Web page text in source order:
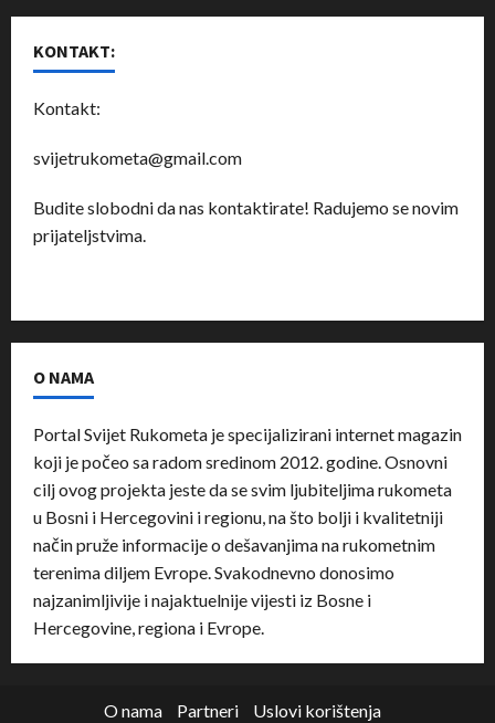
KONTAKT:
Kontakt:
svijetrukometa@gmail.com
Budite slobodni da nas kontaktirate! Radujemo se novim
prijateljstvima.
O NAMA
Portal Svijet Rukometa je specijalizirani internet magazin
koji je počeo sa radom sredinom 2012. godine. Osnovni
cilj ovog projekta jeste da se svim ljubiteljima rukometa
u Bosni i Hercegovini i regionu, na što bolji i kvalitetniji
način pruže informacije o dešavanjima na rukometnim
terenima diljem Evrope. Svakodnevno donosimo
najzanimljivije i najaktuelnije vijesti iz Bosne i
Hercegovine, regiona i Evrope.
O nama Partneri
Uslovi korištenja